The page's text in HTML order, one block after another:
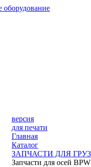
версия
для печати
Главная
Каталог
ЗАПЧАСТИ ДЛЯ
Запчасти для осей BPW